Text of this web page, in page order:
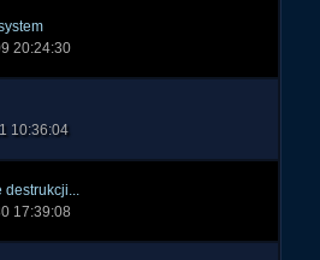
20:24:30
10:36:04
destrukcji...
17:39:08